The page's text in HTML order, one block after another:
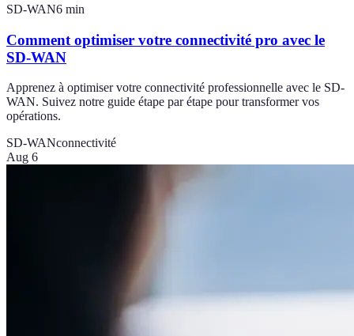
SD-WAN6 min
Comment optimiser votre connectivité pro avec le
SD-WAN
Apprenez à optimiser votre connectivité professionnelle avec le SD-
WAN. Suivez notre guide étape par étape pour transformer vos
opérations.
SD-WANconnectivité
Aug 6